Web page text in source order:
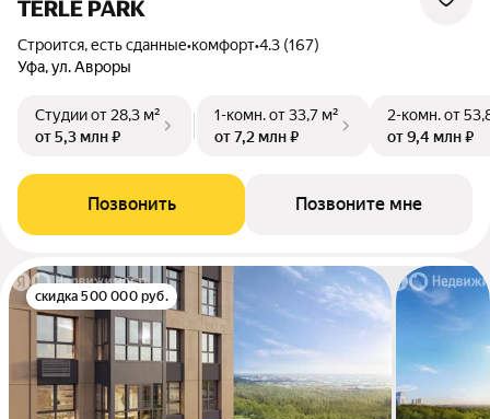
TERLE PARK
Строится, есть сданные•комфорт•4.3 (167)
Уфа, ул. Авроры
Студииот 28,3 м²
от 5,3 млн ₽
1-комн.от 33,7 м²
от 7,2 млн ₽
2-комн.от
от 9,4 млн ₽
Позвонить Позвоните мне
скидка 500 000 руб.